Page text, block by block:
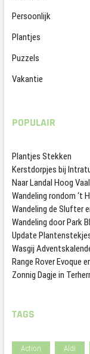
Persoonlijk
Plantjes
Puzzels
Vakantie
POPULAIR
Plantjes Stekken
Kerstdorpjes bij
Naar Landal Hoog
Wandeling rondom ‘t
Wandeling de Slufter
Wandeling door Park
Update
Wasgij
Range Rover Evoque
Zonnig Dagje in
TAGS
Action Aldi